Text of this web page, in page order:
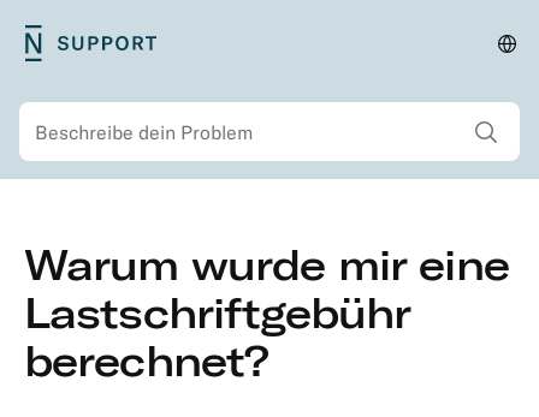
Primäres
Zum
Hauptinhalt
springen
Suchen
Alle
Hauptinhalt
springen
Sicherheit
Konto
&
Persönliche
Warum wurde mir eine
Lastschriftgebühr
berechnet?